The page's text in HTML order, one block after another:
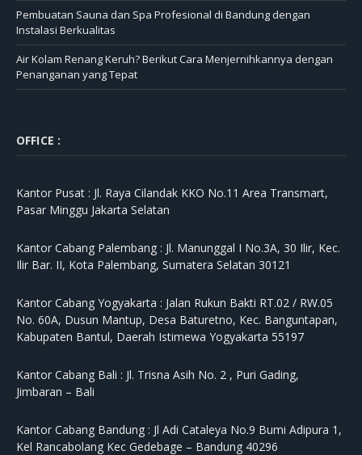
Pembuatan Sauna dan Spa Profesional di Bandung dengan
Instalasi Berkualitas
Air Kolam Renang Keruh? Berikut Cara Menjernihkannya dengan
Penanganan yang Tepat
OFFICE :
Kantor Pusat : Jl. Raya Cilandak KKO No.11 Area Transmart,
Pasar Minggu Jakarta Selatan
Kantor Cabang Palembang : Jl. Manunggal I No.3A, 30 Ilir, Kec.
Ilir Bar. II, Kota Palembang, Sumatera Selatan 30121
Kantor Cabang Yogyakarta : Jalan Rukun Bakti RT.02 / RW.05
No. 60A, Dusun Mantup, Desa Baturetno, Kec. Banguntapan,
Kabupaten Bantul, Daerah Istimewa Yogyakarta 55197
Kantor Cabang Bali : Jl. Trisna Asih No. 2 , Puri Gading,
Jimbaran – Bali
Kantor Cabang Bandung : Jl Adi Cataleya No.9 Bumi Adipura 1,
Kel Rancabolang Kec Gedebage – Bandung 40296